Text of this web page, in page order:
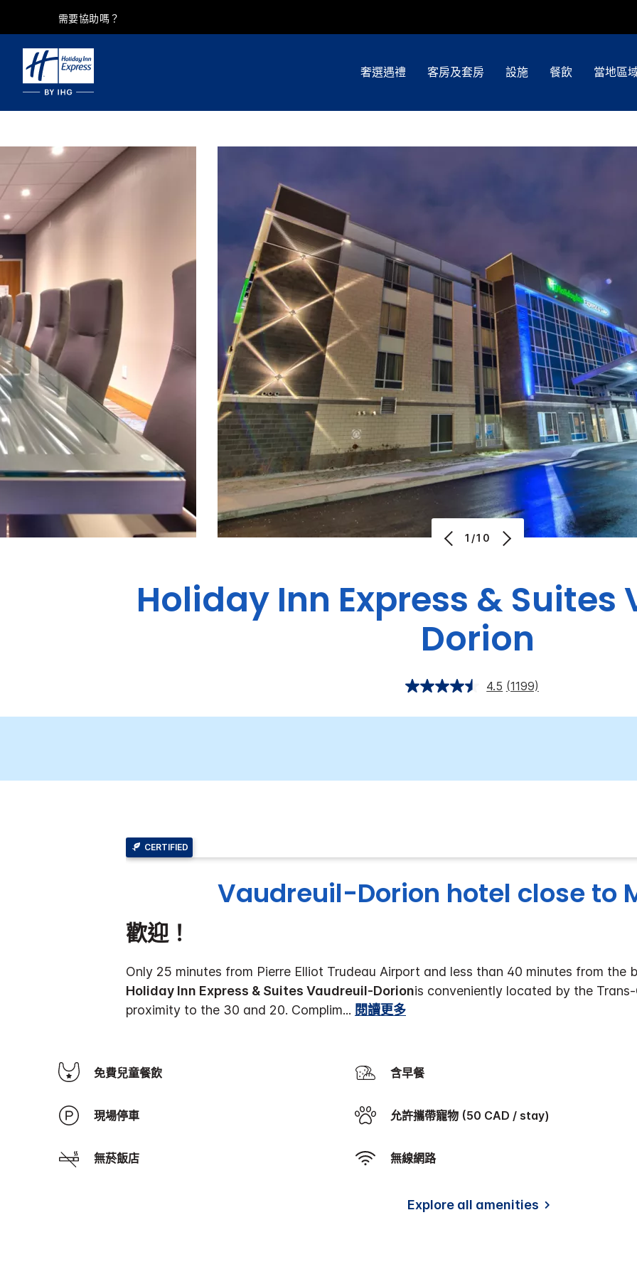
需要協助嗎？
奢選遇禮 客房及套房 設施 餐飲 當地區
1/10
Holiday Inn Express & Suites
Dorion
4.5 (1199)
CERTIFIED
Vaudreuil-Dorion hotel close to
歡迎！
Only 25 minutes from Pierre Elliot Trudeau Airport and less than 40 minutes from
Holiday Inn Express & Suites Vaudreuil-Dorionis conveniently located by the
proximity to the 30 and 20. Complim... 閱讀更多
免費兒童餐飲 含早餐
現場停車 允許攜帶寵物 (50 CAD / stay)
無菸飯店 無線網路
Explore all amenities